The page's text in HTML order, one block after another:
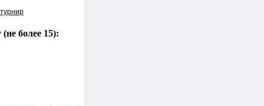
более 15):